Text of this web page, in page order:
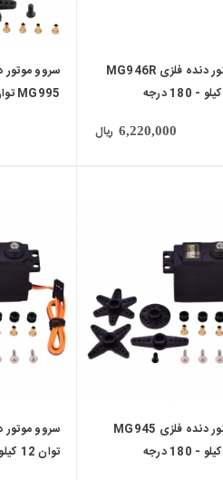
سروو موتور دنده فلزی MG946R
6,220,000 ریال
سروو موتور
MG995 توان 13 کیلو - 180 درجه
سروو موتور دنده فلزی MG945
توان 12 کیلو - 360 درجه